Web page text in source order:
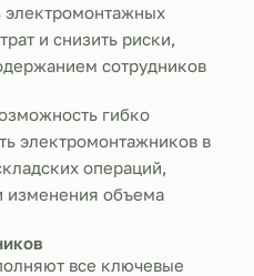
электромонтажных
и снизить риски,
сотрудников
гибко
электромонтажников в
операций,
изменения объема
все ключевые